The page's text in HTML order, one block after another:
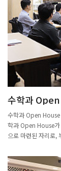
와 같은 위기 상황
이 연구는 목표 손실
로 찾아내는 접근법
유동성 등 미국 채권
WGAN을 통해 특정
한 단순히 극단적
시나리오의 구조적
당성 제약으로 측정
shock과 path shock
는, 채권 포트폴리오
테스트 프레임워크
수학과
수학과 Open
학과 Open House가
으로 마련된 자리로,
석하였으며, 정규열
학과장의 수학과 소